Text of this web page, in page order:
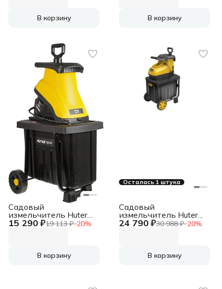
В корзину В корзину
15 290 ₽19 113 ₽−20%
Садовый
измельчитель Huter
ESH-2500T 2500Вт
В корзину
Осталась 1 штука
24 790 ₽30 988 ₽−20%
Садовый
измельчитель Huter
ESH-2800PRO 2800Вт
В корзину